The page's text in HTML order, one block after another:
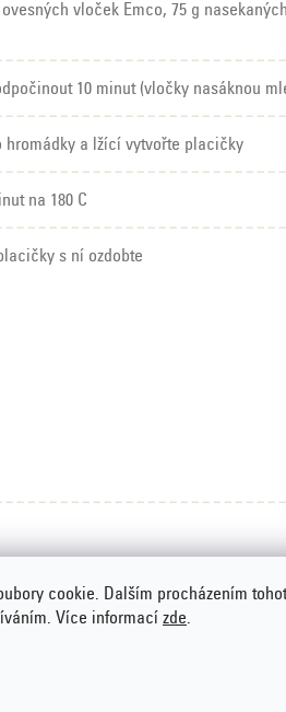
cookie. Dalším procházením
Více informací zde.
vloček Emco, 75 g
10 minut (vločky nasáknou
hromádky a lžící vytvořte placičky
na 180 C
s ní ozdobte